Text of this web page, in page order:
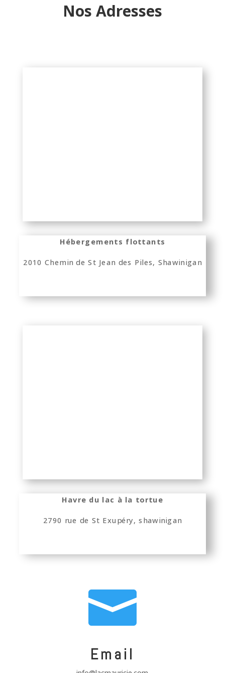
Nos Adresses
Hébergements flottants
2010 Chemin de St Jean des Piles, Shawinigan
Havre du lac à la tortue
2790 rue de St Exupéry, shawinigan

Email